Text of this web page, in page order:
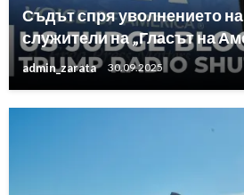
Съдът спря уволнението
служители на „Гласът на
admin_zarata 30.09.2025